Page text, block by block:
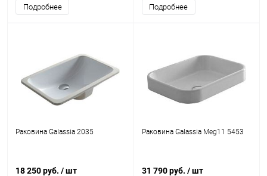
Подробнее Подробнее
Раковина Galassia 2035
18 250 руб. / шт
Раковина Galassia Meg11 5453
31 790 руб. / шт